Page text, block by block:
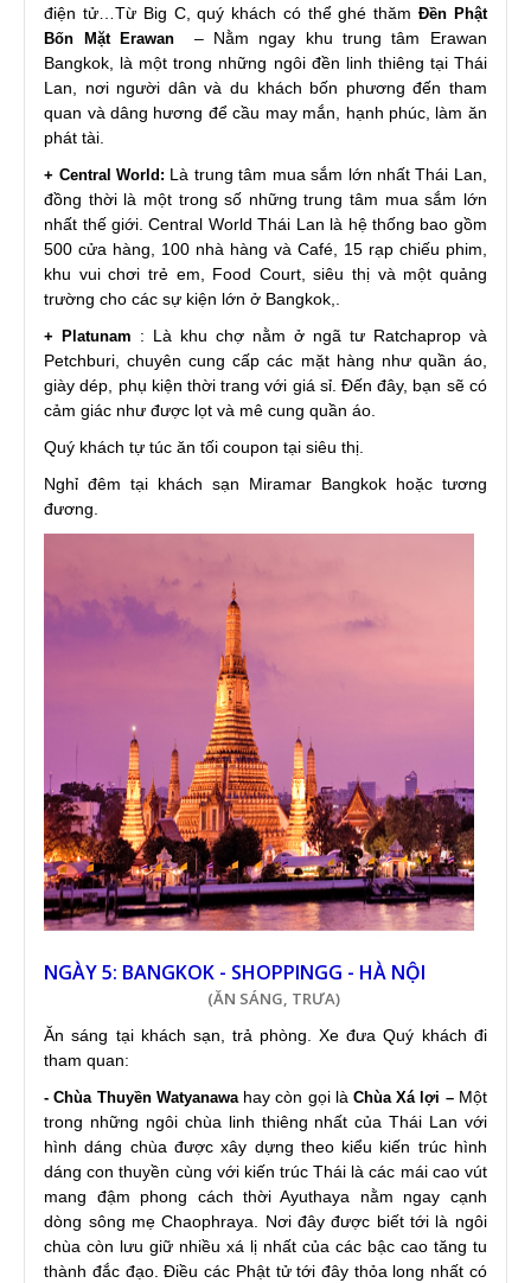
điện tử…Từ Big C, quý khách có thể ghé thăm Đền Phật
Bốn Mặt Erawan – Nằm ngay khu trung tâm Erawan
Bangkok, là một trong những ngôi đền linh thiêng tại Thái
Lan, nơi người dân và du khách bốn phương đến tham
quan và dâng hương để cầu may mắn, hạnh phúc, làm ăn
phát tài.
+ Central World: Là trung tâm mua sắm lớn nhất Thái Lan,
đồng thời là một trong số những trung tâm mua sắm lớn
nhất thế giới. Central World Thái Lan là hệ thống bao gồm
500 cửa hàng, 100 nhà hàng và Café, 15 rạp chiếu phim,
khu vui chơi trẻ em, Food Court, siêu thị và một quảng
trường cho các sự kiện lớn ở Bangkok,.
+ Platunam : Là khu chợ nằm ở ngã tư Ratchaprop và
Petchburi, chuyên cung cấp các mặt hàng như quần áo,
giày dép, phụ kiện thời trang với giá sỉ. Đến đây, bạn sẽ có
cảm giác như được lọt và mê cung quần áo.
Quý khách tự túc ăn tối coupon tại siêu thị.
Nghỉ đêm tại khách sạn Miramar Bangkok hoặc tương
đương.
NGÀY 5: BANGKOK - SHOPPINGG - HÀ NỘI
(ĂN SÁNG, TRƯA)
Ăn sáng tại khách sạn, trả phòng. Xe đưa Quý khách đi
tham quan:
- Chùa Thuyền Watyanawa hay còn gọi làChùa Xá lợi – Một
trong những ngôi chùa linh thiêng nhất của Thái Lan với
hình dáng chùa được xây dựng theo kiểu kiến trúc hình
dáng con thuyền cùng với kiến trúc Thái là các mái cao vút
mang đậm phong cách thời Ayuthaya nằm ngay cạnh
dòng sông mẹ Chaophraya. Nơi đây được biết tới là ngôi
chùa còn lưu giữ nhiều xá lị nhất của các bậc cao tăng tu
thành đắc đạo. Điều các Phật tử tới đây thỏa long nhất có